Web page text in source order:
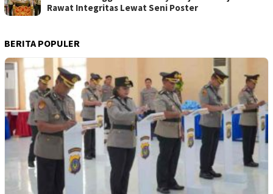
Rawat Integritas Lewat Seni Poster
BERITA POPULER